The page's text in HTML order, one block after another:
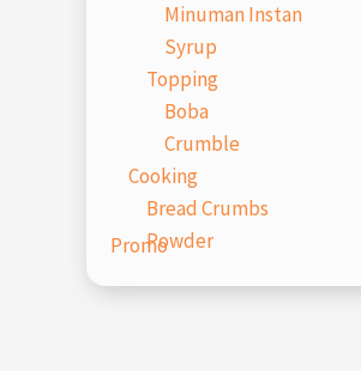
Minuman Instan
Syrup
Topping
Boba
Crumble
Cooking
Bread Crumbs
Powder
Promo